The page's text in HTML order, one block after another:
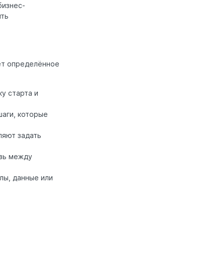
определённое
старта и
которые
задать
между
данные или